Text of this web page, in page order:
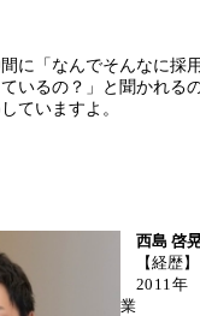
に「なんでそんなに採
いるの？」と聞かれる
ていますよ。
西島 啓
【経歴】
2011
業